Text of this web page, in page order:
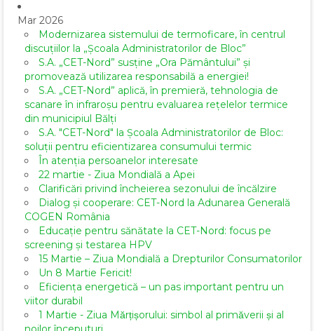
Mar 2026
Modernizarea sistemului de termoficare, în centrul
discuțiilor la „Școala Administratorilor de Bloc”
S.A. „CET-Nord” susține „Ora Pământului” și
promovează utilizarea responsabilă a energiei!
S.A. „CET-Nord” aplică, în premieră, tehnologia de
scanare în infraroșu pentru evaluarea rețelelor termice
din municipiul Bălți
S.A. "CET-Nord" la Școala Administratorilor de Bloc:
soluții pentru eficientizarea consumului termic
În atenția persoanelor interesate
22 martie - Ziua Mondială a Apei
Clarificări privind încheierea sezonului de încălzire
Dialog și cooperare: CET-Nord la Adunarea Generală
COGEN România
Educație pentru sănătate la CET-Nord: focus pe
screening și testarea HPV
15 Martie – Ziua Mondială a Drepturilor Consumatorilor
Un 8 Martie Fericit!
Eficiența energetică – un pas important pentru un
viitor durabil
1 Martie - Ziua Mărțișorului: simbol al primăverii și al